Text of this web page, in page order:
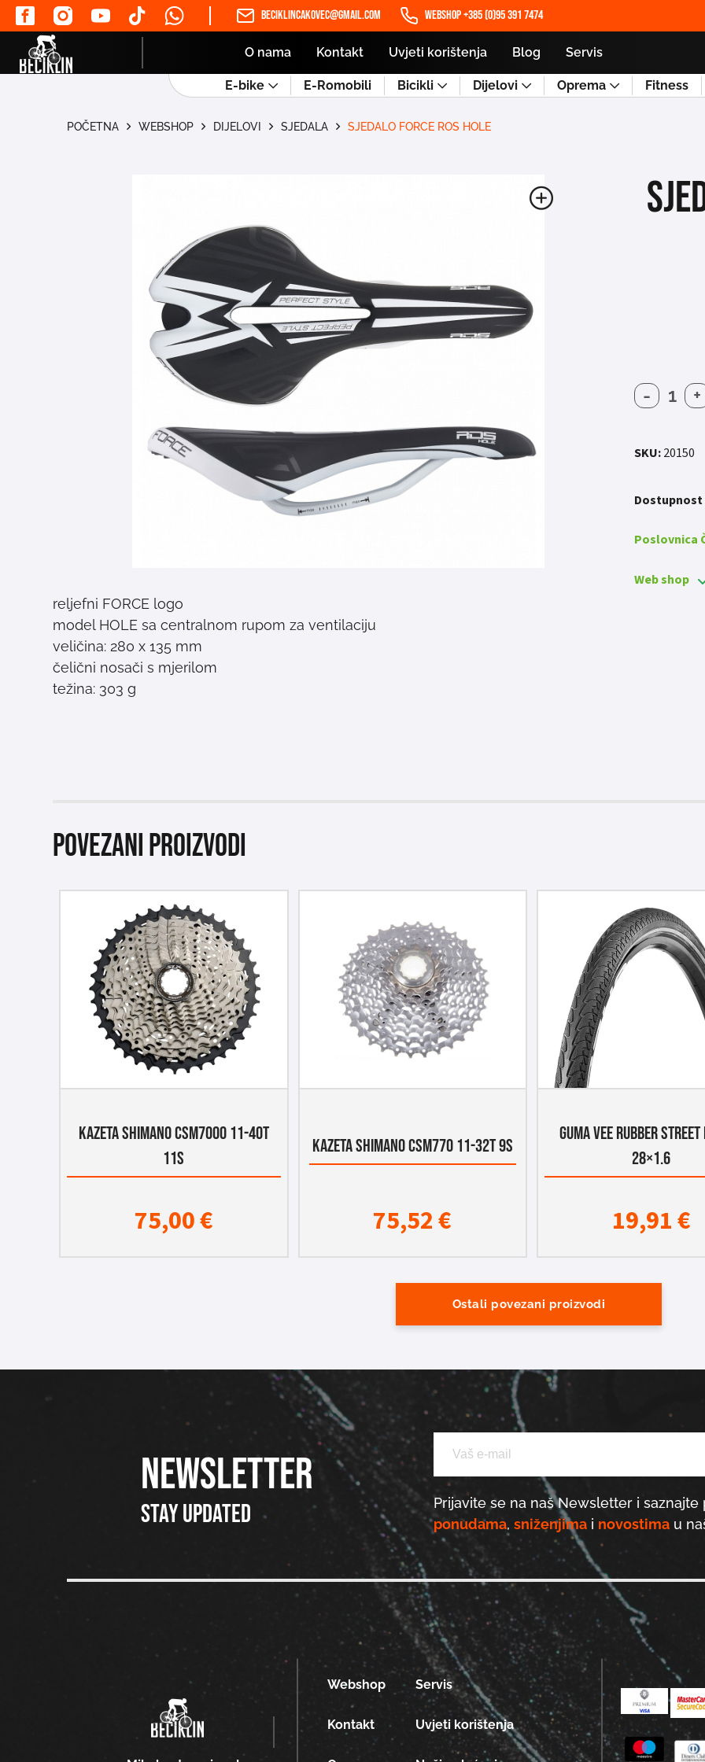
beciklincakovec@gmail.com WEBSHOP +385 (0)95 391 7474
O nama Kontakt Uvjeti korištenja Blog Servis
E-bike E-Romobili Bicikli Dijelovi Oprema Fitness
POČETNA WEBSHOP DIJELOVI SJEDALA SJEDALO FORCE ROS HOLE
reljefni FORCE logo
model HOLE sa centralnom rupom za ventilaciju
veličina: 280 x 135 mm
čelični nosači s mjerilom
težina: 303 g
-
FORCE
HOLE
+
SKU:20150
Dostupnost
Poslovnica
Web shop
Povezani proizvodi
KAZETA SHIMANO CSM7000 11-40T
11s
75,00€
KAZETA SHIMANO CSM770 11-32T 9s
75,52€
GUMA VEE RUBBER
28×1.6
19,91€
Ostali povezani proizvodi
NEWSLETTER
Stay updated Prijavite se na naš Newsletter i saznajte
ponudama, sniženjimai novostimau
Webshop
Kontakt
Servis
Uvjeti korištenja